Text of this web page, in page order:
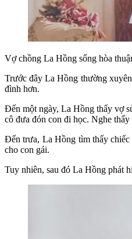
Vợ chồng La Hồng sống hòa
Trước đây La Hồng thường
đình hơn.
Đến một ngày, La Hồng thấy vợ
cô đưa đón con đi học. Nghe
Đến trưa, La Hồng tìm thấy chiếc
cho con gái.
Tuy nhiên, sau đó La Hồng phát